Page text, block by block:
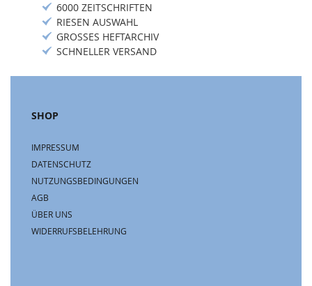
6000 ZEITSCHRIFTEN
RIESEN AUSWAHL
GROSSES HEFTARCHIV
SCHNELLER VERSAND
SHOP
IMPRESSUM
DATENSCHUTZ
NUTZUNGSBEDINGUNGEN
AGB
ÜBER UNS
WIDERRUFSBELEHRUNG